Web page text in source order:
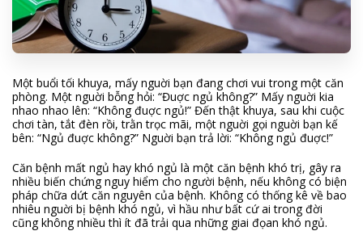
Một buổi tối khuya, mấy nguời bạn đang chơi vui trong một căn
phòng. Một nguời bỗng hỏi: “Đuợc ngủ không?” Mấy nguời kia
nhao nhao lên: “Không đuợc ngủ!” Đến thật khuya, sau khi cuộc
chơi tàn, tắt đèn rồi, trằn trọc mãi, một nguời gọi nguời bạn kế
bên: “Ngủ đuợc không?” Nguời bạn trả lời: “Không ngủ đuợc!”
Căn bệnh mất ngủ hay khó ngủ là một căn bệnh khó trị, gây ra
nhiều biến chứng nguy hiểm cho người bệnh, nếu không có biện
pháp chữa dứt căn nguyên của bệnh. Không có thống kê về bao
nhiêu nguời bị bệnh khó ngủ, vì hầu như bất cứ ai trong đời
cũng không nhiều thì ít đã trải qua những giai đọan khó ngủ.